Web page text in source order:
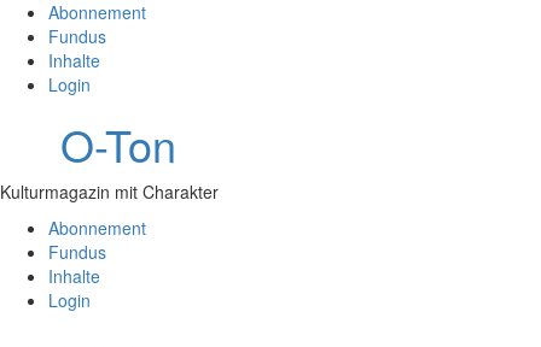
Abonnement
Fundus
Inhalte
Login
O-Ton
Kulturmagazin mit Charakter
Abonnement
Fundus
Inhalte
Login